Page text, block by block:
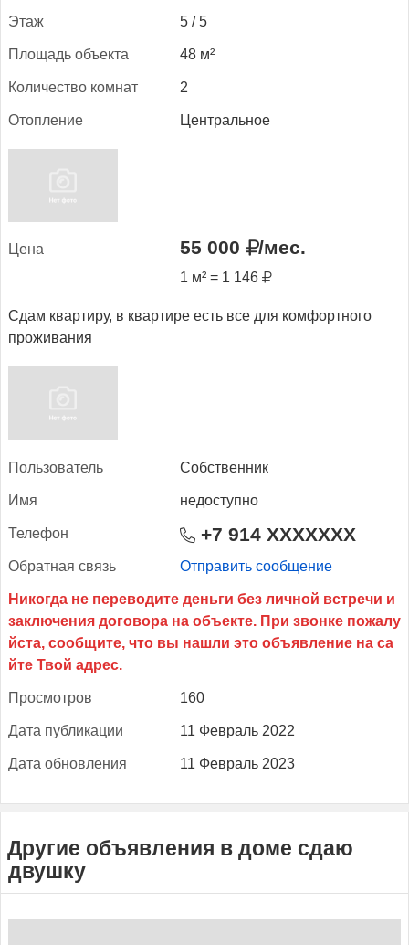
Этаж 5 / 5
Пло­щадь объ­ек­та 48 м²
Ко­личес­тво ком­нат 2
Отоп­ле­ние Центральное
Це­на 55 000 /мес.
1 м² = 1 146
Сдам квартиру, в квартире есть все для комфортного
проживания
Поль­зо­ватель Собственник
Имя недоступно
Те­лефон +7 914 XXXXXXX
Об­ратная связь Отправить сообщение
Прос­мотров 160
Да­та пуб­ли­кации 11 Февраль 2022
Да­та об­новле­ния 11 Февраль 2023
Другие объявления в доме сдаю
двушку